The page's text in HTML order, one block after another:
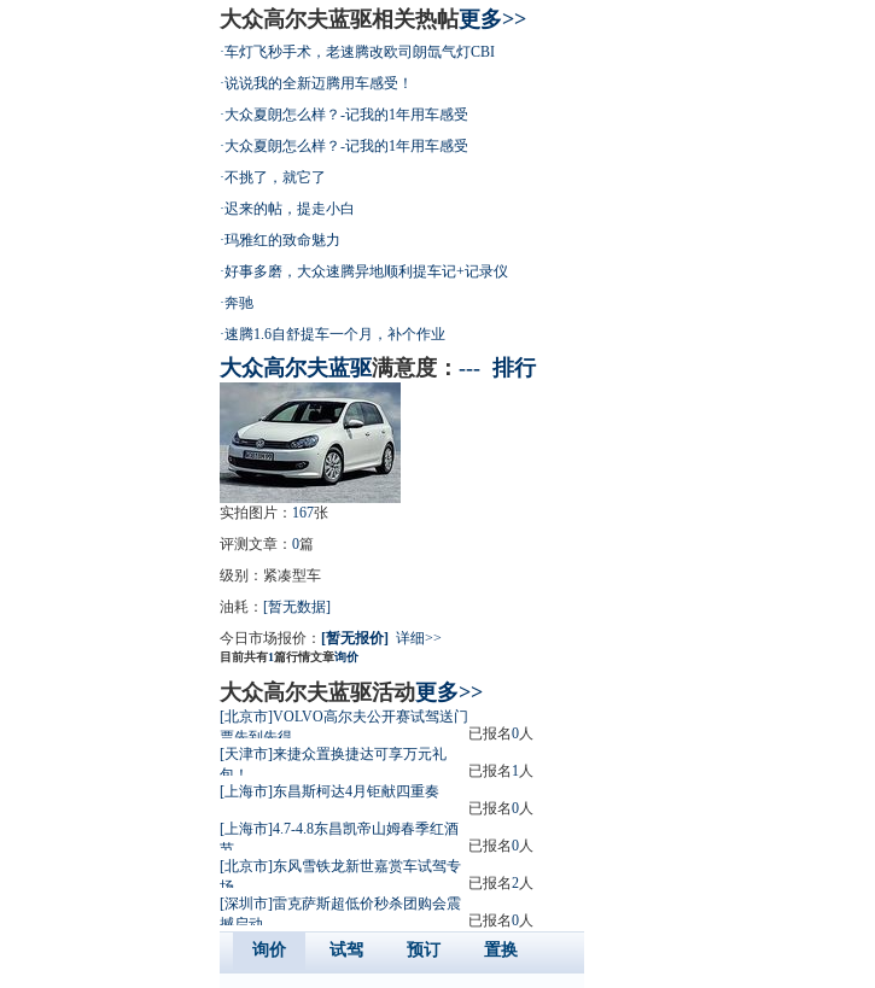
大众高尔夫蓝驱相关热帖更多>>
·车灯飞秒手术，老速腾改欧司朗氙气灯CBI
·说说我的全新迈腾用车感受！
·大众夏朗怎么样？-记我的1年用车感受
·大众夏朗怎么样？-记我的1年用车感受
·不挑了，就它了
·迟来的帖，提走小白
·玛雅红的致命魅力
·好事多磨，大众速腾异地顺利提车记+记录仪
·奔驰
·速腾1.6自舒提车一个月，补个作业
大众高尔夫蓝驱满意度： --- 排行
实拍图片： 167张
评测文章： 0篇
级别：紧凑型车
油耗： [暂无数据]
今日市场报价： [暂无报价] 详细>>
目前共有1篇行情文章询价
大众高尔夫蓝驱活动更多>>
[北京市]VOLVO高尔夫公开赛试驾送门
票先到先得
已报名0 人
[天津市]来捷众置换捷达可享万元礼
包！
已报名 1 人
[上海市]东昌斯柯达4月钜献四重奏
已报名0 人
[上海市]4.7-4.8东昌凯帝山姆春季红酒
节
已报名0 人
[北京市]东风雪铁龙新世嘉赏车试驾专
场
已报名2 人
[深圳市]雷克萨斯超低价秒杀团购会震
撼启动
已报名0 人
询价 试驾 预订 置换